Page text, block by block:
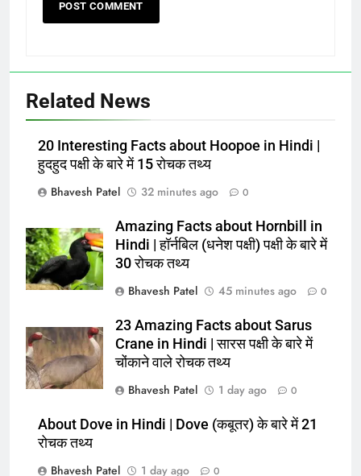
Related News
20 Interesting Facts about Hoopoe in Hindi |
हुदहुद पक्षी के बारे में 15 रोचक तथ्य
Bhavesh Patel
32 minutes ago 0
Amazing Facts about Hornbill in
Hindi | हॉर्नबिल (धनेश पक्षी) पक्षी के बारे में
30 रोचक तथ्य
Bhavesh Patel
45 minutes ago 0
23 Amazing Facts about Sarus
Crane in Hindi | सारस पक्षी के बारे में
चोंकाने वाले रोचक तथ्य
Bhavesh Patel
1 day ago 0
About Dove in Hindi | Dove (कबूतर) के बारे में 21
रोचक तथ्य
Bhavesh Patel
1 day ago 0